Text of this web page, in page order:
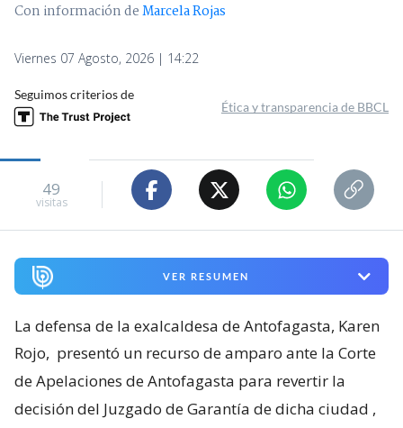
Con información deMarcela Rojas
Viernes 07 Agosto, 2026 | 14:22
Seguimos criterios de
Ética y transparencia de BBCL
49
visitas
VER RESUMEN
La defensa de la exalcaldesa de Antofagasta, Karen
Rojo, presentó un recurso de amparo ante la Corte
de Apelaciones de Antofagasta para revertir la
decisión del Juzgado de Garantía de dicha ciudad ,